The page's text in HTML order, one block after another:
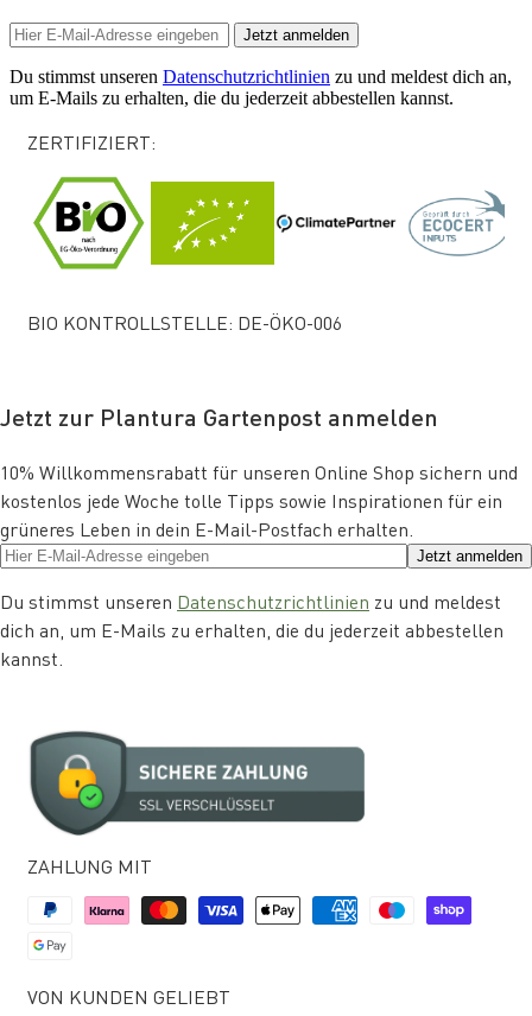
Jetzt anmelden
Du stimmst unseren Datenschutzrichtlinien zu und meldest dich an,
um E-Mails zu erhalten, die du jederzeit abbestellen kannst.
ZERTIFIZIERT:
BIO KONTROLLSTELLE: DE-ÖKO-006
Jetzt zur Plantura Gartenpost anmelden
10% Willkommensrabatt für unseren Online Shop sichern und
kostenlos jede Woche tolle Tipps sowie Inspirationen für ein
grüneres Leben in dein E-Mail-Postfach erhalten.
Jetzt anmelden
Du stimmst unseren Datenschutzrichtlinien zu und meldest
dich an, um E-Mails zu erhalten, die du jederzeit abbestellen
kannst.
ZAHLUNG MIT
VON KUNDEN GELIEBT